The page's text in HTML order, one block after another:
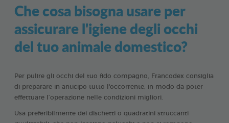
Che cosa bisogna usare per
assicurare l'igiene degli occhi
del tuo animale domestico?
Per pulire gli occhi del tuo fido compagno, Francodex consiglia
di preparare in anticipo tutto l'occorrente, in modo da poter
effettuare l’operazione nelle condizioni migliori.
Usa preferibilmente dei dischetti o quadratini struccanti